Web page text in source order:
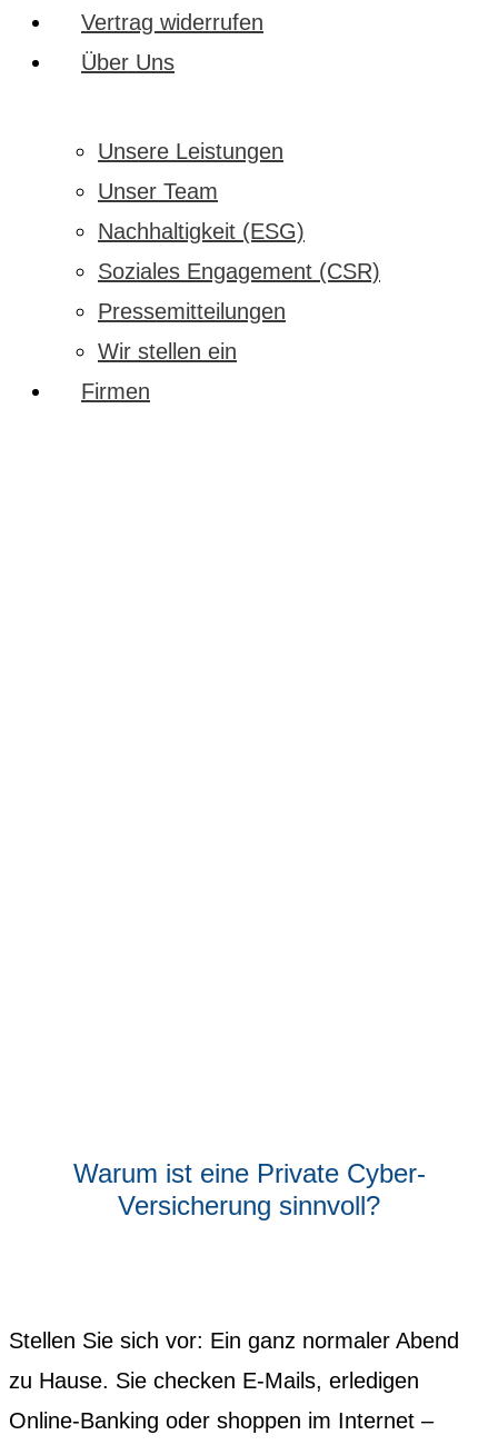
Vertrag widerrufen
Über Uns
Unsere Leistungen
Unser Team
Nachhaltigkeit (ESG)
Soziales Engagement (CSR)
Pressemitteilungen
Wir stellen ein
Firmen
Warum ist eine Private Cyber-
Versicherung sinnvoll?
Stellen Sie sich vor: Ein ganz normaler Abend
zu Hause. Sie checken E-Mails, erledigen
Online-Banking oder shoppen im Internet –